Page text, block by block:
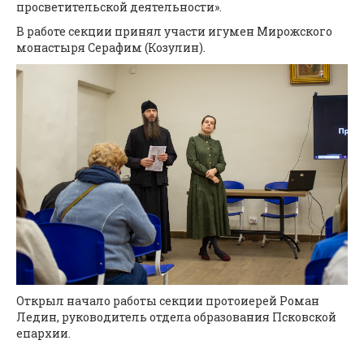
просветительской деятельности».
В работе секции принял участи игумен Мирожского
монастыря Серафим (Козулин).
Открыл начало работы секции протоиерей Роман
Ледин, руководитель отдела образования Псковской
епархии.